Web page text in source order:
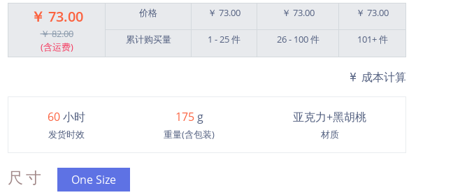
￥ 73.00
￥ 82.00
(含运费)
价格 ￥ 73.00 ￥ 73.00 ￥ 73.00
累计购买量 1 - 25 件 26 - 100 件 101+ 件
成本计算
60小时
发货时效
175g
重量(含包装)
亚克力+黑胡桃
材质
尺寸 One Size